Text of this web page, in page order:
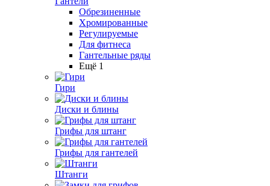
Обрезиненные
Хромированные
Регулируемые
Для фитнеса
Гантельные ряды
Ещё 1
Гири
Диски и блины
Грифы для штанг
Грифы для гантелей
Штанги